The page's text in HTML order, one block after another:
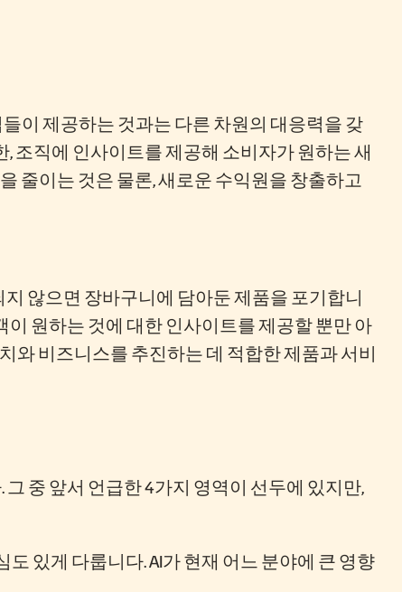
이 제공하는 것과는 다른 차원의 대응력을 갖
조직에 인사이트를 제공해 소비자가 원하는 새
줄이는 것은 물론, 새로운 수익원을 창출하고
않으면 장바구니에 담아둔 제품을 포기합니
원하는 것에 대한 인사이트를 제공할 뿐만 아
와 비즈니스를 추진하는 데 적합한 제품과 서비
중 앞서 언급한 4가지 영역이 선두에 있지만,
도 있게 다룹니다. AI가 현재 어느 분야에 큰 영향